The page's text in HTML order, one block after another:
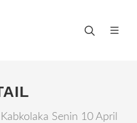
Senin 10 April